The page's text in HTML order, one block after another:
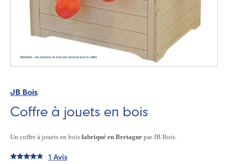
JB Bois
Coffre à jouets en bois
Un coffre à jouets en bois fabriqué en Bretagne par JB Bois.
1 Avis